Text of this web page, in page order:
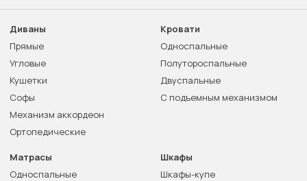
Диваны
Прямые
Угловые
Кушетки
Софы
Механизм аккордеон
Ортопедические
Кровати
Односпальные
Полутороспальные
Двуспальные
С подъемным механизмом
Матрасы
Односпальные
Шкафы
Шкафы-купе